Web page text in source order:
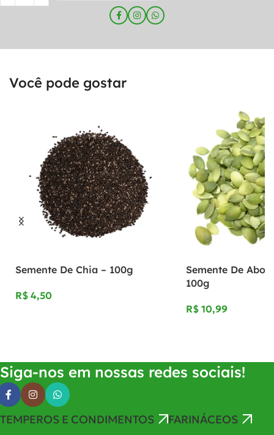
Você pode gostar
Semente De Chia – 100g
R$
Semente De
100g
R$
Siga-nos em nossas redes sociais!
TEMPEROS E CONDIMENTOS FARINÁCEOS